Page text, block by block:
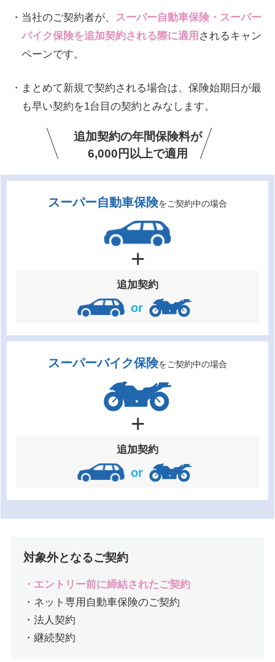
・当社のご契約者が、 スーパー自動車保険・スーパー
バイク保険を追加契約される際に適用 されるキャン
ペーンです。
・まとめて新規で契約される場合は、保険始期日が最
も早い契約を1台目の契約とみなします。
追加契約の年間保険料が
6,000円以上で適用
スーパー自動車保険をご契約中の場合
追加契約
or
スーパーバイク保険をご契約中の場合
追加契約
or
対象外となるご契約
・エントリー前に締結されたご契約
・ネット専用自動車保険のご契約
・法人契約
・継続契約